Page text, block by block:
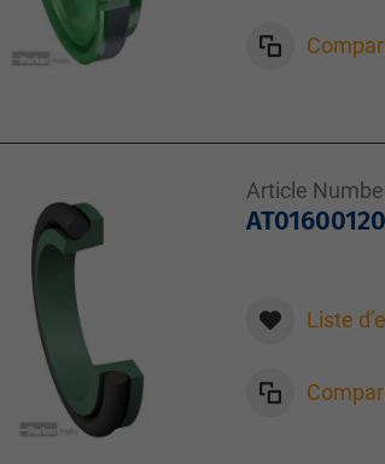
Article
Liste